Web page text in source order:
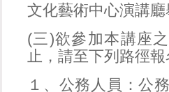
文化藝術中心演講
(三)欲參加本講座
止，請至下列路徑報
１、公務人員：公